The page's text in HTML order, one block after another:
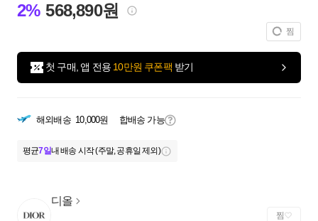
2% 568,890원
찜
첫 구매, 앱 전용 10만원 쿠폰팩 받기
해외배송 10,000원 합배송 가능
평균7일내 배송 시작 (주말, 공휴일 제외)
디올
찜